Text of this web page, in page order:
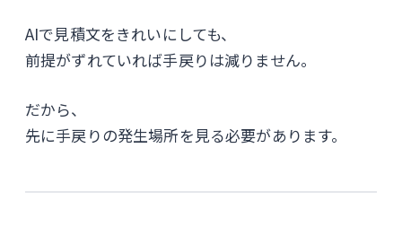
AIで見積文をきれいにしても、
前提がずれていれば手戻りは減りません。
だから、
先に手戻りの発生場所を見る必要があります。